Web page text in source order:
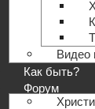
Видео
Как быть?
Форум